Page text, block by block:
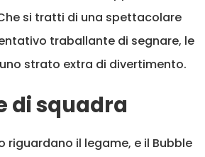
si tratti di una spettacolare
traballante di segnare, le
strato extra di divertimento.
di squadra
riguardano il legame, e il Bubble